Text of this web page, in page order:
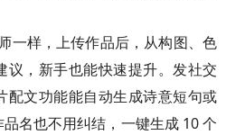
一样，上传作品后，从构图、色
议，新手也能快速提升。发社交
配文功能能自动生成诗意短句或
名也不用纠结，一键生成 10 个